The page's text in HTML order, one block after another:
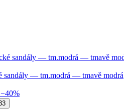
sandály — tm.modrá — tmavě modrá
−40%